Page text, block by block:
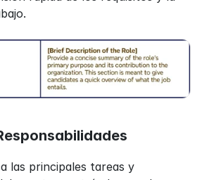
las principales tareas y